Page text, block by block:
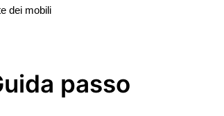
dei mobili
passo